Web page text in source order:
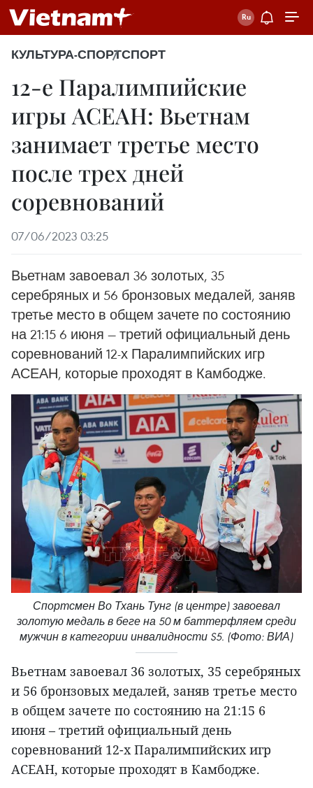
КУЛЬТУРА-СПОРТСПОРТ
12-е Паралимпийские
игры АСЕАН: Вьетнам
занимает третье место
после трех дней
соревнований
07/06/2023 03:25
Вьетнам завоевал 36 золотых, 35
серебряных и 56 бронзовых медалей, заняв
третье место в общем зачете по состоянию
на 21:15 6 июня — третий официальный день
соревнований 12-х Паралимпийских игр
АСЕАН, которые проходят в Камбодже.
Спортсмен Во Тхань Тунг (в центре) завоевал
золотую медаль в беге на 50 м баттерфляем среди
мужчин в категории инвалидности S5. (Фото: ВИА)
Вьетнам завоевал 36 золотых, 35 серебряных
и 56 бронзовых медалей, заняв третье место
в общем зачете по состоянию на 21:15 6
июня – третий официальный день
соревнований 12-х Паралимпийских игр
АСЕАН, которые проходят в Камбодже.